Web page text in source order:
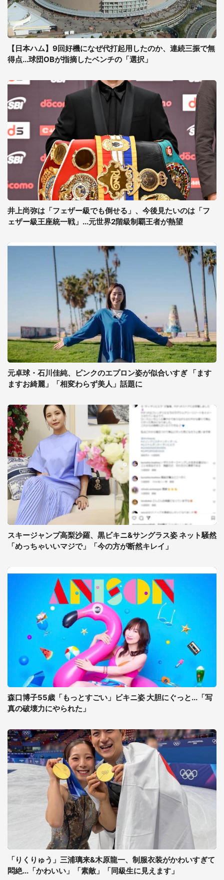
【日本ハム】9回好機になぜ代打起用したのか、連続三振で無
得点...球団OBが指摘したベンチの「選択」
井上尚弥は「フェザー級でも倒せる」、今後見たいのは「フ
ェザー級王座統一戦」...元世界2階級制覇王者が熱望
元卓球・石川佳純、ピンクのエプロン姿が似合いすぎ 「ます
ますお綺麗」「相変わらず美人」話題に
スキージャンプ高梨沙羅、黒ビキニ&サングラス姿 ネット騒然
「めっちゃいいマジで」「今の方が断然キレイ」
森口博子55歳「もっとすごい」ビキニ姿 大胆にぐっと...「写
真の破壊力にやられた」
「りくりゅう」三浦璃来&木原龍一、制服衣装がかわいすぎて
悶絶...「かわいい」「素敵」「同級生に見えます」